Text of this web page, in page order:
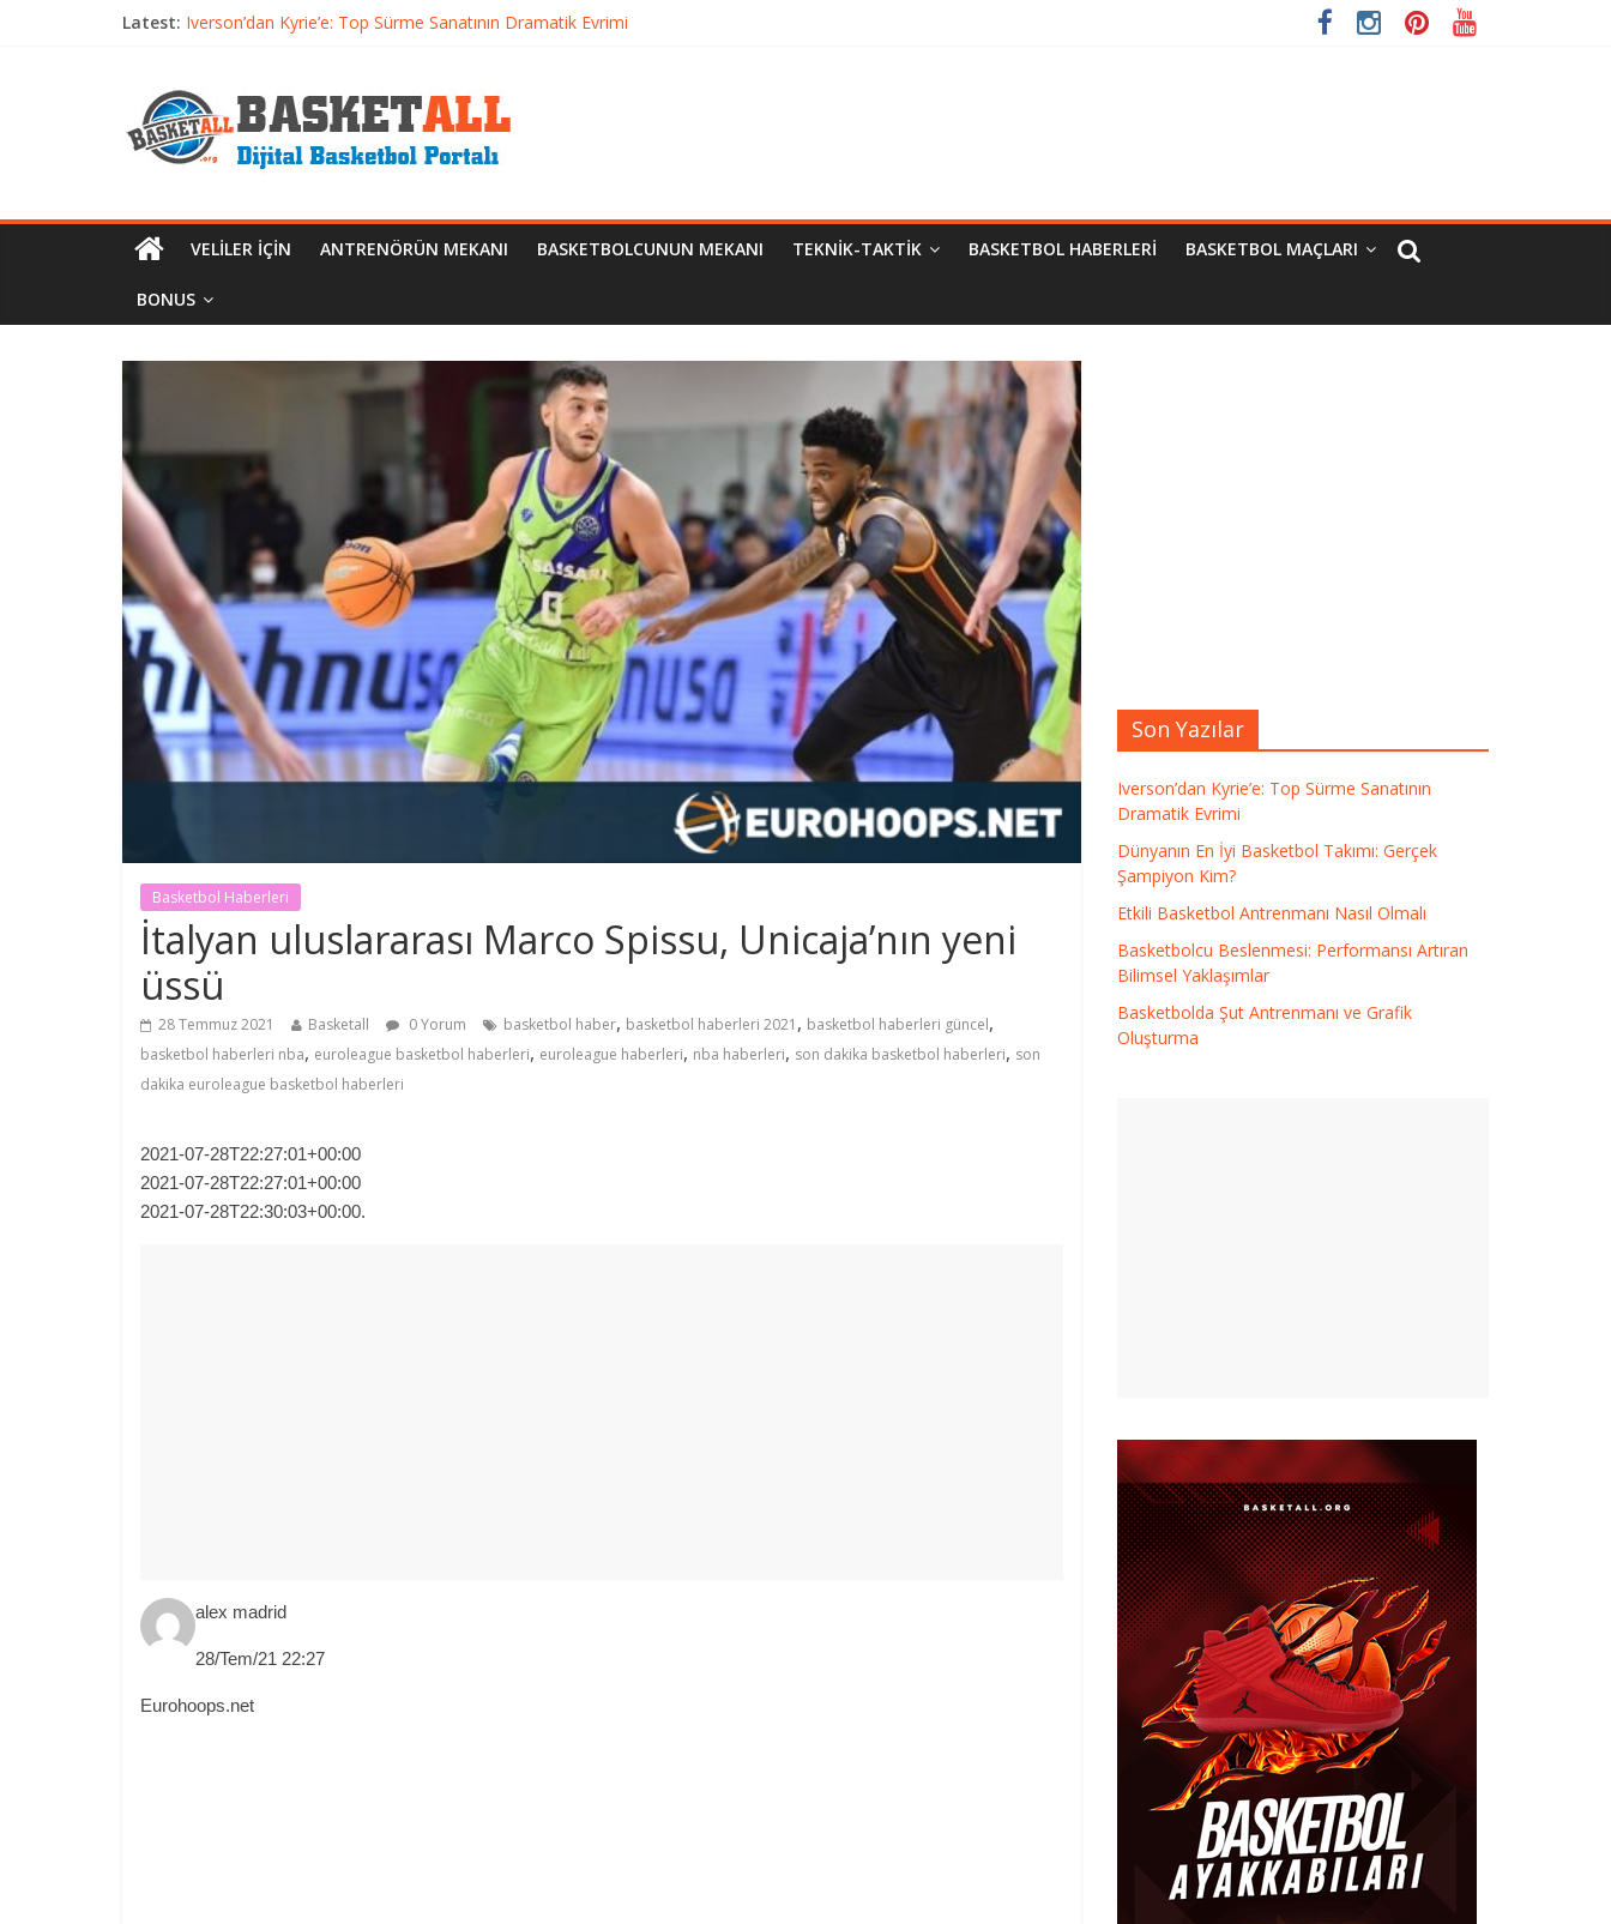
Latest: Iverson’dan Kyrie’e: Top Sürme Sanatının Dramatik Evrimi
Basketbolcu Beslenmesi: Performansı Artıran Bilimsel Yaklaşımlar
VELILER İÇIN ANTRENÖRÜN MEKANI BASKETBOLCUNUN MEKANI TEKNIK-TAKTIK BASKETBOL HABERLERI BASKETBOL MAÇLARI
BONUS
Basketbol Haberleri
İtalyan uluslararası Marco Spissu, Unicaja’nın yeni
üssü
28 Temmuz 2021 Basketall 0 Yorum basketbol haber, basketbol haberleri 2021 , basketbol haberleri güncel,
basketbol haberleri nba, euroleague basketbol haberleri, euroleague haberleri, nba haberleri, son dakika basketbol haberleri, son
dakika euroleague basketbol haberleri
2021-07-28T22:27:01+00:00
2021-07-28T22:27:01+00:00
2021-07-28T22:30:03+00:00.
alex madrid
28/Tem/21 22:27
Eurohoops.net
Son Yazılar
Iverson’dan Kyrie’e: Top Sürme Sanatının
Dramatik Evrimi
Dünyanın En İyi Basketbol Takımı: Gerçek
Şampiyon Kim?
Etkili Basketbol Antrenmanı Nasıl Olmalı
Basketbolcu Beslenmesi: Performansı Artıran
Bilimsel Yaklaşımlar
Basketbolda Şut Antrenmanı ve Grafik
Oluşturma